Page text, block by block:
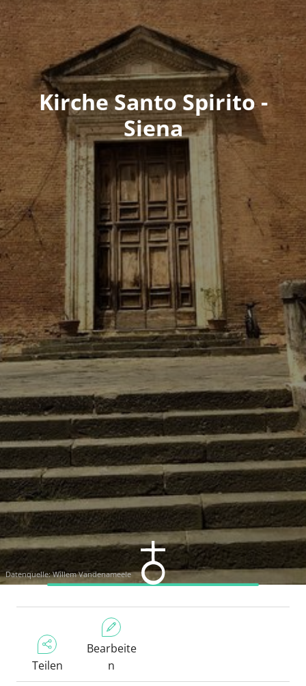
Kirche Santo Spirito -
Siena
Datenquelle: Willem Vandenameele
Teilen
Bearbeite
n